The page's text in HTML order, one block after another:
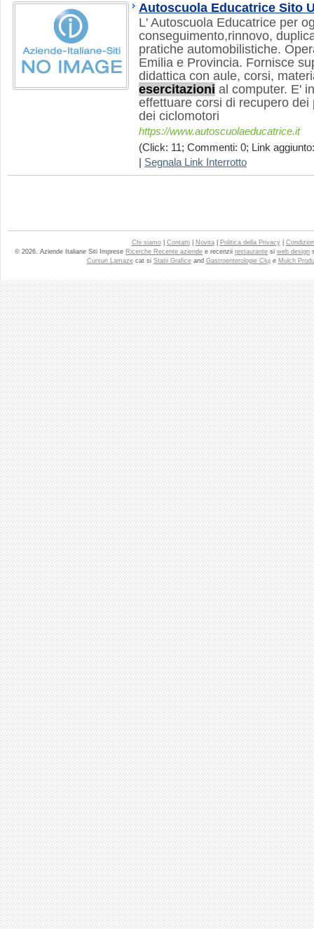
Autoscuola Educatrice Sito
L' Autoscuola Educatrice per
conseguimento,rinnovo,
pratiche automobilistiche.
Emilia e Provincia. Fornisce
didattica con aule, corsi,
esercitazioni al computer. E'
effettuare corsi di recupero
dei ciclomotori
https://www.autoscuolaeducatrice.it
(Click: 11; Commenti: 0; Link
Segnala Link Interrotto
Chi siamo| Contatti| Novita| Politica della Privacy|
© 2026. Aziende Italiane Siti Imprese Ricerche Recente aziende e recenzii restaurante si web design
Cursuri Lamazecat si Statii Graficeand Gastroenterologie Cluje Mulch